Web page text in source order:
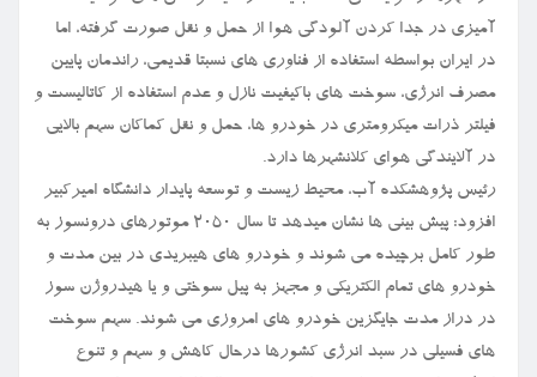
آمیزی در جدا کردن آلودگی هوا از حمل و نقل صورت گرفته، اما
در ایران بواسطه استفاده از فناوری های نسبتا قدیمی، راندمان پایین
مصرف انرژی، سوخت های باکیفیت نازل و عدم استفاده از کاتالیست و
فیلتر ذرات میکرومتری در خودرو ها، حمل و نقل کماکان سهم بالایی
در آلایندگی هوای کلانشهرها دارد.
رئیس پژوهشکده آب، محیط زیست و توسعه پایدار دانشگاه امیرکبیر
افزود: پیش بینی ها نشان میدهد تا سال ۲۰۵۰ موتورهای درونسوز به
طور کامل برچیده می شوند و خودرو های هیبریدی در بین مدت و
خودرو های تمام الکتریکی و مجهز به پیل سوختی و یا هیدروژن سوز
در دراز مدت جایگزین خودرو های امروزی می شوند. سهم سوخت
های فسیلی در سبد انرژی کشورها درحال کاهش و سهم و تنوع